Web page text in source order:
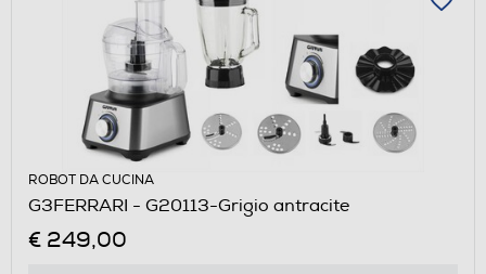
ROBOT DA CUCINA
G3FERRARI - G20113-Grigio antracite
€ 249,00